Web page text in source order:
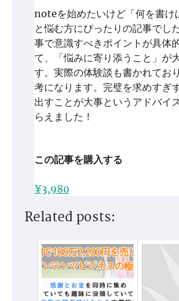
noteを始めたいけど「何を書け
と悩む方にぴったりの記事でし
事で意識すべきポイントが具体
て、「悩みに寄り添うこと」が
す。実際の体験談も書かれてお
考になります。完璧を求めすぎ
出すことが大事というアドバイ
らえました！
この記事を購入する
¥3,980
Related posts: